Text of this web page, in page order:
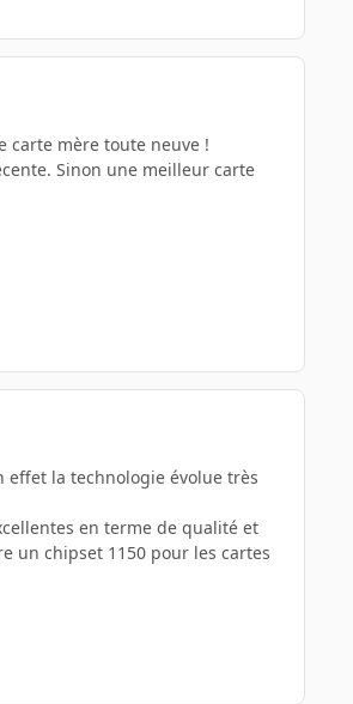
carte mère toute neuve !
Sinon une meilleur carte
effet la technologie évolue très
en terme de qualité et
un chipset 1150 pour les cartes